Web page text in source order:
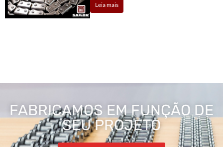
Leia mais
FABRICAMOS EM FUNÇÃO DE
SEU PROJETO